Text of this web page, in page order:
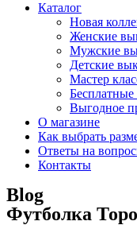
Каталог
Новая
Женские
Мужские
Детские
Мастер
Выгодное
О магазине
Как выбрать
Ответы на
Контакты
Blog
Футболка